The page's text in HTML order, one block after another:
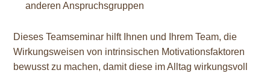
anderen Anspruchsgruppen
Dieses Teamseminar hilft Ihnen und Ihrem Team, die
Wirkungsweisen von intrinsischen Motivationsfaktoren
bewusst zu machen, damit diese im Alltag wirkungsvoll